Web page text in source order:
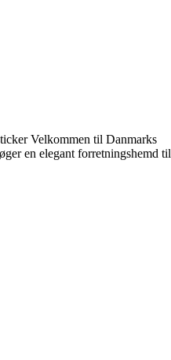
Velkommen til Danmarks
en elegant forretningshemd til